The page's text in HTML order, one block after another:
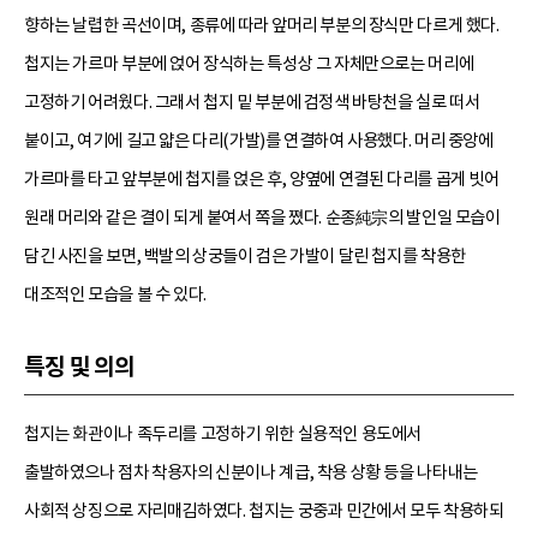
향하는 날렵한 곡선이며, 종류에 따라 앞머리 부분의 장식만 다르게 했다.
첩지는 가르마 부분에 얹어 장식하는 특성상 그 자체만으로는 머리에
고정하기 어려웠다. 그래서 첩지 밑 부분에 검정색 바탕천을 실로 떠서
붙이고, 여기에 길고 얇은 다리(가발)를 연결하여 사용했다. 머리 중앙에
가르마를 타고 앞부분에 첩지를 얹은 후, 양옆에 연결된 다리를 곱게 빗어
원래 머리와 같은 결이 되게 붙여서 쪽을 쪘다. 순종純宗의 발인일 모습이
담긴 사진을 보면, 백발의 상궁들이 검은 가발이 달린 첩지를 착용한
대조적인 모습을 볼 수 있다.
특징 및 의의
첩지는 화관이나 족두리를 고정하기 위한 실용적인 용도에서
출발하였으나 점차 착용자의 신분이나 계급, 착용 상황 등을 나타내는
사회적 상징으로 자리매김하였다. 첩지는 궁중과 민간에서 모두 착용하되